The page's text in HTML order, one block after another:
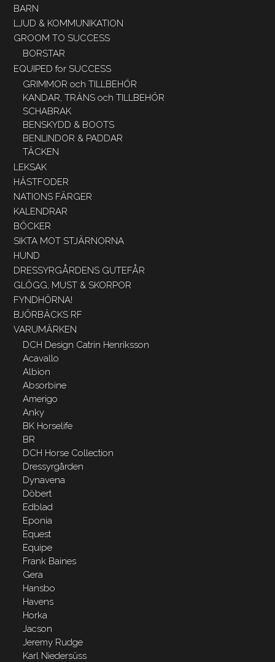
BARN
LJUD & KOMMUNIKATION
GROOM TO SUCCESS
BORSTAR
EQUIPED for SUCCESS
GRIMMOR och TILLBEHÖR
KANDAR, TRÄNS och TILLBEHÖR
SCHABRAK
BENSKYDD & BOOTS
BENLINDOR & PADDAR
TÄCKEN
LEKSAK
HÄSTFODER
NATIONS FÄRGER
KALENDRAR
BÖCKER
SIKTA MOT STJÄRNORNA
HUND
DRESSYRGÅRDENS GUTEFÅR
GLÖGG, MUST & SKORPOR
FYNDHÖRNA!
BJÖRBÄCKS RF
VARUMÄRKEN
DCH Design Catrin Henriksson
Acavallo
Albion
Absorbine
Amerigo
Anky
BK Horselife
BR
DCH Horse Collection
Dressyrgården
Dynavena
Döbert
Edblad
Eponia
Equest
Equipe
Frank Baines
Gera
Hansbo
Havens
Horka
Jacson
Jeremy Rudge
Karl Niedersüss